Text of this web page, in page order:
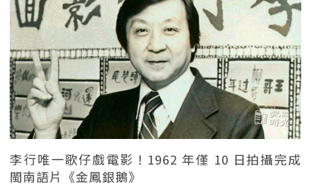
李行唯一歌仔戲電影！1962 年僅 10 日拍攝完成
閩南語片《金鳳銀鵝》